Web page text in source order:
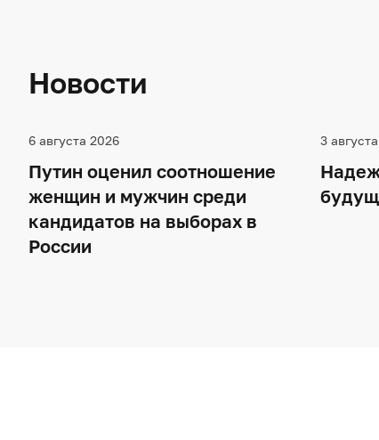
Новости
6 августа 2026
Путин оценил соотношение
женщин и мужчин среди
кандидатов на выборах в
России
3